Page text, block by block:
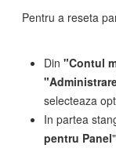
Pentru a reseta
Din "Contul
selecteaza
In partea
pentru Panel